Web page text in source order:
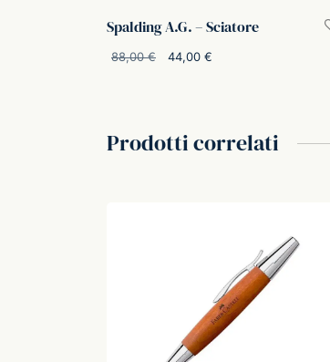
Spalding A.G. – Sciatore
88,00€
Il
88,00 €.
44,00 €
44,00 €.
Prodotti correlati